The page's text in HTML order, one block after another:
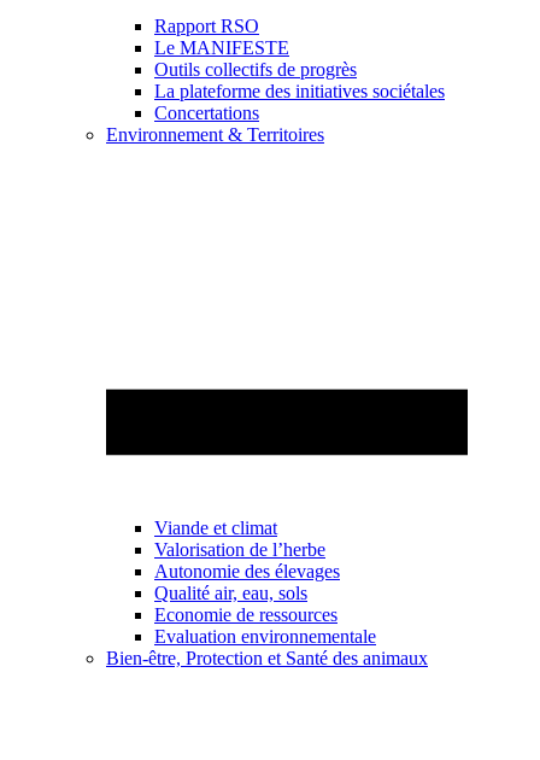
Rapport RSO
Le MANIFESTE
Outils collectifs de progrès
La plateforme des initiatives sociétales
Concertations
Environnement & Territoires
Viande et climat
Valorisation de l’herbe
Autonomie des élevages
Qualité air, eau, sols
Economie de ressources
Evaluation environnementale
Bien-être, Protection et Santé des animaux